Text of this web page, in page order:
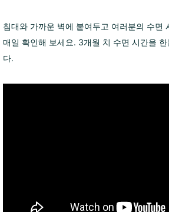
침대와 가까운 벽에 붙여두고 여러분의 수면
매일 확인해 보세요. 3개월 치 수면 시간을
다.